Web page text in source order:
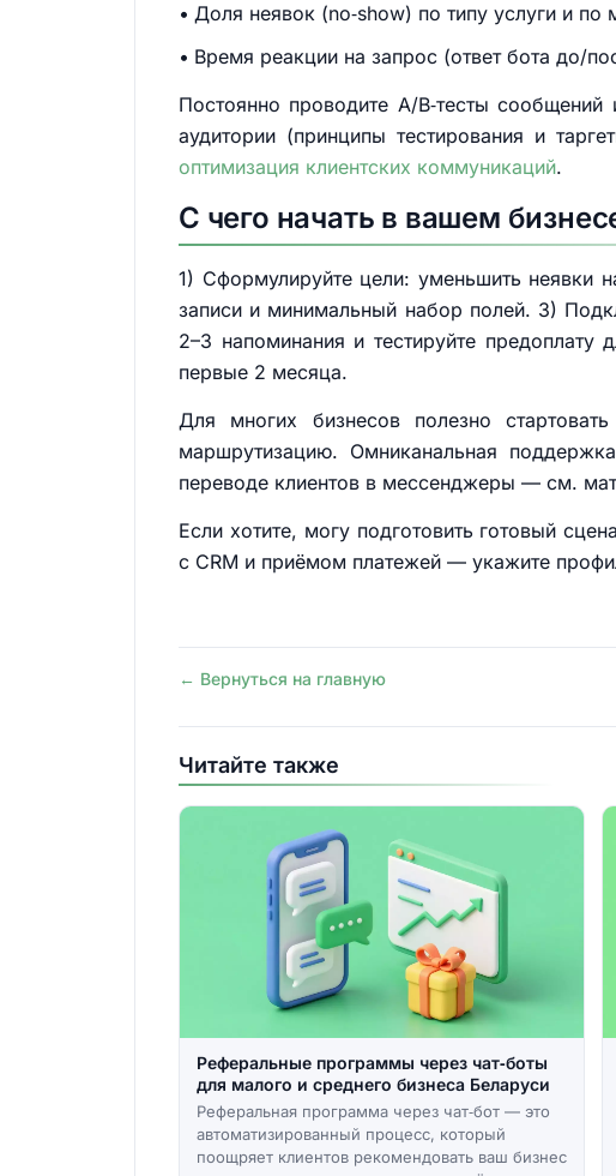
Доля неявок (no‑show) по типу услуги и
Время реакции на запрос (ответ бота до/
Постоянно проводите A/B‑тесты
аудитории (принципы тестирования и
оптимизация клиентских коммуникаций.
С чего начать в вашем
1) Сформулируйте цели: уменьшить неявки
записи и минимальный набор полей. 3)
2–3 напоминания и тестируйте
первые 2 месяца.
Для многих бизнесов полезно
маршрутизацию. Омниканальная
переводе клиентов в мессенджеры — см.
Если хотите, могу подготовить готовый
с CRM и приёмом платежей — укажите
← Вернуться на главную
Читайте также
Реферальные программы через чат‑боты
для малого и среднего бизнеса Беларуси
Реферальная программа через чат‑бот — это
автоматизированный процесс, который
поощряет клиентов рекомендовать ваш бизнес